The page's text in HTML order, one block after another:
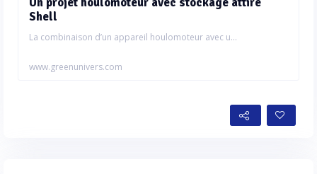
Shell
La combinaison d’un appareil houlomoteur avec u...
www.greenunivers.com